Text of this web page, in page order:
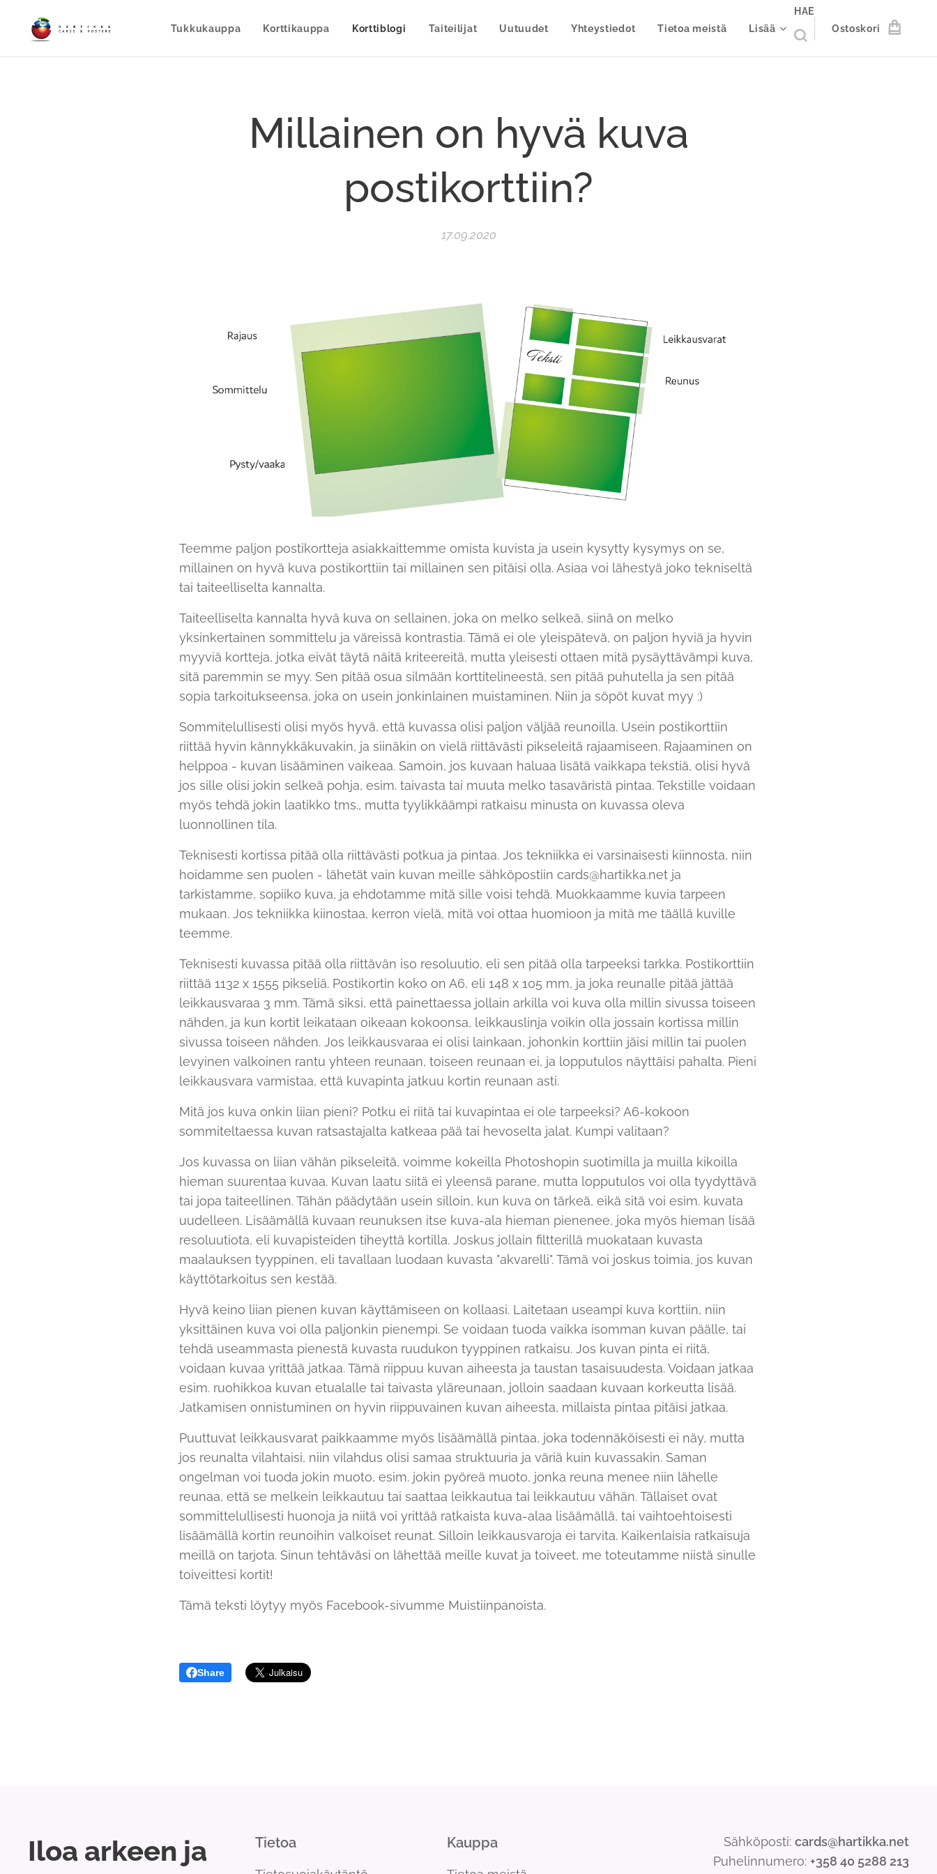
Tukkukauppa Korttikauppa Korttiblogi Taiteilijat Uutuudet Yhteystiedot Tietoa meistä Lisää
HAE
Ostoskori
Millainen on hyvä kuva
postikorttiin?
17.09.2020
Teemme paljon postikortteja asiakkaittemme omista kuvista ja usein kysytty kysymys on se,
millainen on hyvä kuva postikorttiin tai millainen sen pitäisi olla. Asiaa voi lähestyä joko tekniseltä
tai taiteelliselta kannalta.
Taiteelliselta kannalta hyvä kuva on sellainen, joka on melko selkeä, siinä on melko
yksinkertainen sommittelu ja väreissä kontrastia. Tämä ei ole yleispätevä, on paljon hyviä ja hyvin
myyviä kortteja, jotka eivät täytä näitä kriteereitä, mutta yleisesti ottaen mitä pysäyttävämpi kuva,
sitä paremmin se myy. Sen pitää osua silmään korttitelineestä, sen pitää puhutella ja sen pitää
sopia tarkoitukseensa, joka on usein jonkinlainen muistaminen. Niin ja söpöt kuvat myy :)
Sommitelullisesti olisi myös hyvä, että kuvassa olisi paljon väljää reunoilla. Usein postikorttiin
riittää hyvin kännykkäkuvakin, ja siinäkin on vielä riittävästi pikseleitä rajaamiseen. Rajaaminen on
helppoa - kuvan lisääminen vaikeaa. Samoin, jos kuvaan haluaa lisätä vaikkapa tekstiä, olisi hyvä
jos sille olisi jokin selkeä pohja, esim. taivasta tai muuta melko tasaväristä pintaa. Tekstille voidaan
myös tehdä jokin laatikko tms., mutta tyylikkäämpi ratkaisu minusta on kuvassa oleva
luonnollinen tila.
Teknisesti kortissa pitää olla riittävästi potkua ja pintaa. Jos tekniikka ei varsinaisesti kiinnosta, niin
hoidamme sen puolen - lähetät vain kuvan meille sähköpostiin cards@hartikka.net ja
tarkistamme, sopiiko kuva, ja ehdotamme mitä sille voisi tehdä. Muokkaamme kuvia tarpeen
mukaan. Jos tekniikka kiinostaa, kerron vielä, mitä voi ottaa huomioon ja mitä me täällä kuville
teemme.
Teknisesti kuvassa pitää olla riittävän iso resoluutio, eli sen pitää olla tarpeeksi tarkka. Postikorttiin
riittää 1132 x 1555 pikseliä. Postikortin koko on A6, eli 148 x 105 mm, ja joka reunalle pitää jättää
leikkausvaraa 3 mm. Tämä siksi, että painettaessa jollain arkilla voi kuva olla millin sivussa toiseen
nähden, ja kun kortit leikataan oikeaan kokoonsa, leikkauslinja voikin olla jossain kortissa millin
sivussa toiseen nähden. Jos leikkausvaraa ei olisi lainkaan, johonkin korttiin jäisi millin tai puolen
levyinen valkoinen rantu yhteen reunaan, toiseen reunaan ei, ja lopputulos näyttäisi pahalta. Pieni
leikkausvara varmistaa, että kuvapinta jatkuu kortin reunaan asti.
Mitä jos kuva onkin liian pieni? Potku ei riitä tai kuvapintaa ei ole tarpeeksi? A6-kokoon
sommiteltaessa kuvan ratsastajalta katkeaa pää tai hevoselta jalat. Kumpi valitaan?
Jos kuvassa on liian vähän pikseleitä, voimme kokeilla Photoshopin suotimilla ja muilla kikoilla
hieman suurentaa kuvaa. Kuvan laatu siitä ei yleensä parane, mutta lopputulos voi olla tyydyttävä
tai jopa taiteellinen. Tähän päädytään usein silloin, kun kuva on tärkeä, eikä sitä voi esim. kuvata
uudelleen. Lisäämällä kuvaan reunuksen itse kuva-ala hieman pienenee, joka myös hieman lisää
resoluutiota, eli kuvapisteiden tiheyttä kortilla. Joskus jollain filtterillä muokataan kuvasta
maalauksen tyyppinen, eli tavallaan luodaan kuvasta "akvarelli". Tämä voi joskus toimia, jos kuvan
käyttötarkoitus sen kestää.
Hyvä keino liian pienen kuvan käyttämiseen on kollaasi. Laitetaan useampi kuva korttiin, niin
yksittäinen kuva voi olla paljonkin pienempi. Se voidaan tuoda vaikka isomman kuvan päälle, tai
tehdä useammasta pienestä kuvasta ruudukon tyyppinen ratkaisu. Jos kuvan pinta ei riitä,
voidaan kuvaa yrittää jatkaa. Tämä riippuu kuvan aiheesta ja taustan tasaisuudesta. Voidaan jatkaa
esim. ruohikkoa kuvan etualalle tai taivasta yläreunaan, jolloin saadaan kuvaan korkeutta lisää.
Jatkamisen onnistuminen on hyvin riippuvainen kuvan aiheesta, millaista pintaa pitäisi jatkaa.
Puuttuvat leikkausvarat paikkaamme myös lisäämällä pintaa, joka todennäköisesti ei näy, mutta
jos reunalta vilahtaisi, niin vilahdus olisi samaa struktuuria ja väriä kuin kuvassakin. Saman
ongelman voi tuoda jokin muoto, esim. jokin pyöreä muoto, jonka reuna menee niin lähelle
reunaa, että se melkein leikkautuu tai saattaa leikkautua tai leikkautuu vähän. Tällaiset ovat
sommittelullisesti huonoja ja niitä voi yrittää ratkaista kuva-alaa lisäämällä, tai vaihtoehtoisesti
lisäämällä kortin reunoihin valkoiset reunat. Silloin leikkausvaroja ei tarvita. Kaikenlaisia ratkaisuja
meillä on tarjota. Sinun tehtäväsi on lähettää meille kuvat ja toiveet, me toteutamme niistä sinulle
toiveittesi kortit!
Tämä teksti löytyy myös Facebook-sivumme Muistiinpanoista.
Share
Iloa arkeen ja
Tietoa Kauppa Sähköposti: cards@hartikka.net
Puhelinnumero: +358 40 5288 213